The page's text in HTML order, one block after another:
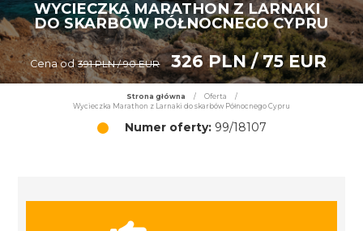
WYCIECZKA MARATHON Z LARNAKI
DO SKARBÓW PÓŁNOCNEGO CYPRU
Cena od 391 PLN / 90 EUR 326 PLN / 75 EUR
Strona główna / Oferta
/
Wycieczka Marathon z Larnaki do skarbów Północnego Cypru
Numer oferty:99/18107